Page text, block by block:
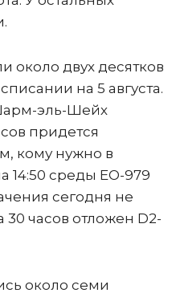
около двух десятков
на 5 августа.
эль-Шейх
придется
кому нужно в
14:50 среды ЕО-979
сегодня не
30 часов отложен D2-
около семи